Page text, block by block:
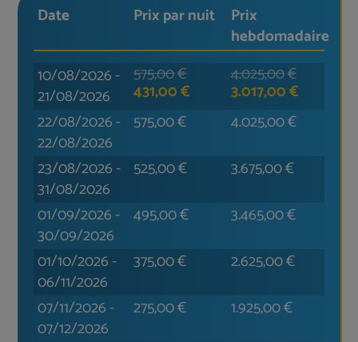
Wir waren sicher nicht das letzte Mal bei
Ihnen; Die Planungen sind in vollem Gange
:-)
Wir sehen uns bald wieder!
Liebe Grüße
Panagiota und Anastasios
Date Prix par nuit
Prix
hebdomadaire
10/08/2026-
21/08/2026
575,00€
431,00€
4.025,00€
3.017,00€
22/08/2026-
22/08/2026
575,00€ 4.025,00€
23/08/2026-
31/08/2026
525,00€ 3.675,00€
01/09/2026-
30/09/2026
495,00€ 3.465,00€
01/10/2026-
06/11/2026
375,00€ 2.625,00€
07/11/2026-
07/12/2026
275,00€ 1.925,00€